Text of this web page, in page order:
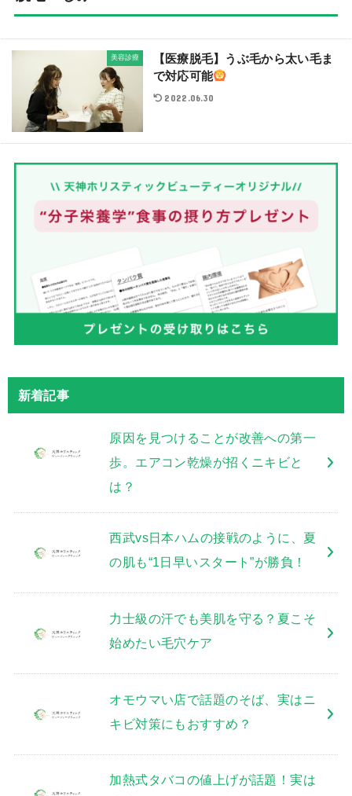
美容診療
【医療脱毛】うぶ毛から太い毛ま
で対応可能
2022.06.30
新着記事
原因を見つけることが改善への第一
歩。エアコン乾燥が招くニキビと
は？
西武vs日本ハムの接戦のように、夏
の肌も“1日早いスタート”が勝負！
力士級の汗でも美肌を守る？夏こそ
始めたい毛穴ケア
オモウマい店で話題のそば、実はニ
キビ対策にもおすすめ？
加熱式タバコの値上げが話題！実は